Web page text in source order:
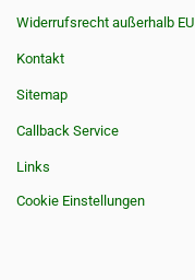
Widerrufsrecht außerhalb EU
Kontakt
Sitemap
Callback Service
Links
Cookie Einstellungen